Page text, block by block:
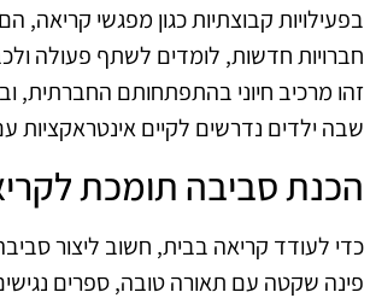
בפעילויות קבוצתיות כגון מפגשי קריאה,
חברויות חדשות, לומדים לשתף פעולה
זהו מרכיב חיוני בהתפתחותם החברתית,
שבה ילדים נדרשים לקיים אינטראקציות
הכנת סביבה תומכת
כדי לעודד קריאה בבית, חשוב ליצור
פינה שקטה עם תאורה טובה, ספרים